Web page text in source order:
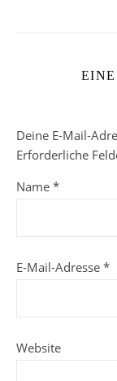
Deine E-Mail-
Erforderliche
Name *
E-Mail-Adresse *
Website